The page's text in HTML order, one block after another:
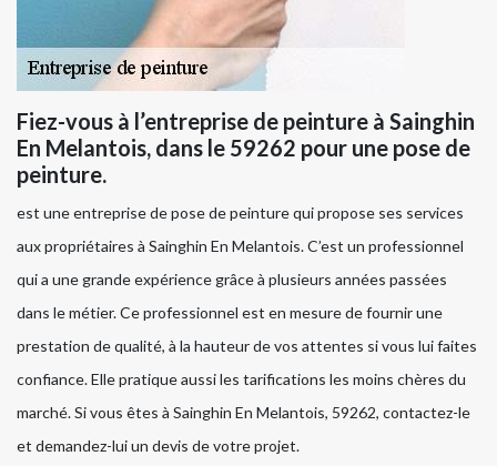
Fiez-vous à l’entreprise de peinture à Sainghin
En Melantois, dans le 59262 pour une pose de
peinture.
est une entreprise de pose de peinture qui propose ses services
aux propriétaires à Sainghin En Melantois. C’est un professionnel
qui a une grande expérience grâce à plusieurs années passées
dans le métier. Ce professionnel est en mesure de fournir une
prestation de qualité, à la hauteur de vos attentes si vous lui faites
confiance. Elle pratique aussi les tarifications les moins chères du
marché. Si vous êtes à Sainghin En Melantois, 59262, contactez-le
et demandez-lui un devis de votre projet.